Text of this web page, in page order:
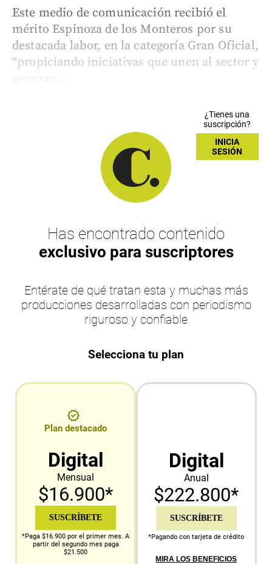
Este medio de comunicación recibió el
mérito Espinoza de los Monteros por su
destacada labor, en la categoría Gran Oficial,
“propiciando iniciativas que unen al sector y
¿Tienes una
suscripción?
INICIA
SESIÓN
Has encontrado contenido
exclusivo para suscriptores
Entérate de qué tratan esta y muchas más
producciones desarrolladas con periodismo
riguroso y confiable
Selecciona tu plan
Plan destacado
Digital
Mensual
$16.900*
SUSCRÍBETE
*Paga $16.900 por el primer mes. A
partir del segundo mes paga
$21.500
Digital
Anual
$222.800*
SUSCRÍBETE
*Pagando con tarjeta de crédito
MIRA LOS BENEFICIOS